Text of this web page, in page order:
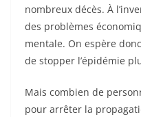
nombreux décès. À
des problèmes
mentale. On espère
de stopper l’épidémie
Mais combien de
pour arrêter la